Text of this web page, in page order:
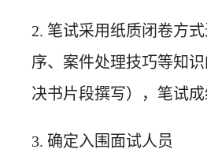
2. 笔试采用纸质闭卷方
序、案件处理技巧等知
决书片段撰写），笔试成
3. 确定入围面试人员